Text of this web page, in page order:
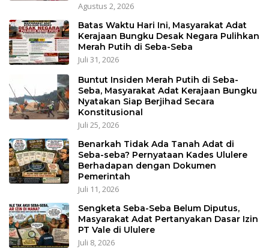
Agustus 2, 2026
Batas Waktu Hari Ini, Masyarakat Adat
Kerajaan Bungku Desak Negara Pulihkan
Merah Putih di Seba-Seba
Juli 31, 2026
Buntut Insiden Merah Putih di Seba-
Seba, Masyarakat Adat Kerajaan Bungku
Nyatakan Siap Berjihad Secara
Konstitusional
Juli 25, 2026
Benarkah Tidak Ada Tanah Adat di
Seba-seba? Pernyataan Kades Ululere
Berhadapan dengan Dokumen
Pemerintah
Juli 11, 2026
Sengketa Seba-Seba Belum Diputus,
Masyarakat Adat Pertanyakan Dasar Izin
PT Vale di Ululere
Juli 8, 2026